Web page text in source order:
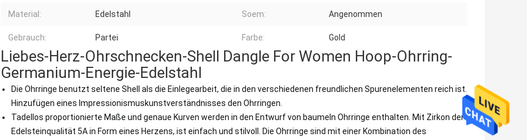
Material: Edelstahl Soem: Angenommen
Gebrauch: Partei Farbe: Gold
Liebes-Herz-Ohrschnecken-Shell Dangle For Women Hoop-Ohrring-
Germanium-Energie-Edelstahl
Die Ohrringe benutzt seltene Shell als die Einlegearbeit, die in den verschiedenen freundlichen Spurenelementen reich ist.
Hinzufügen eines Impressionismuskunstverständnisses den Ohrringen.
Tadellos proportionierte Maße und genaue Kurven werden in den Entwurf von baumeln Ohrringe enthalten. Mit Zirkon der
Edelsteinqualität 5A in Form eines Herzens, ist einfach und stilvoll. Die Ohrringe sind mit einer Kombination des